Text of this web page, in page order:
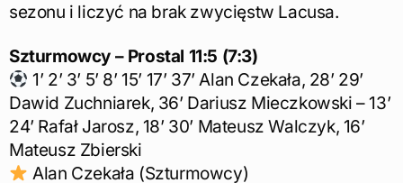
sezonu i liczyć na brak zwycięstw Lacusa.
Szturmowcy – Prostal 11:5 (7:3)
1’ 2’ 3’ 5’ 8’ 15’ 17’ 37’ Alan Czekała, 28’ 29’
Dawid Zuchniarek, 36’ Dariusz Mieczkowski – 13’
24’ Rafał Jarosz, 18’ 30’ Mateusz Walczyk, 16’
Mateusz Zbierski
Alan Czekała (Szturmowcy)